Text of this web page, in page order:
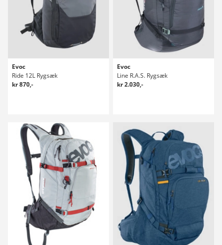
Evoc
Ride 12L Rygsæk
kr 870,-
Evoc
Line R.A.S. Rygsæk
kr 2.030,-